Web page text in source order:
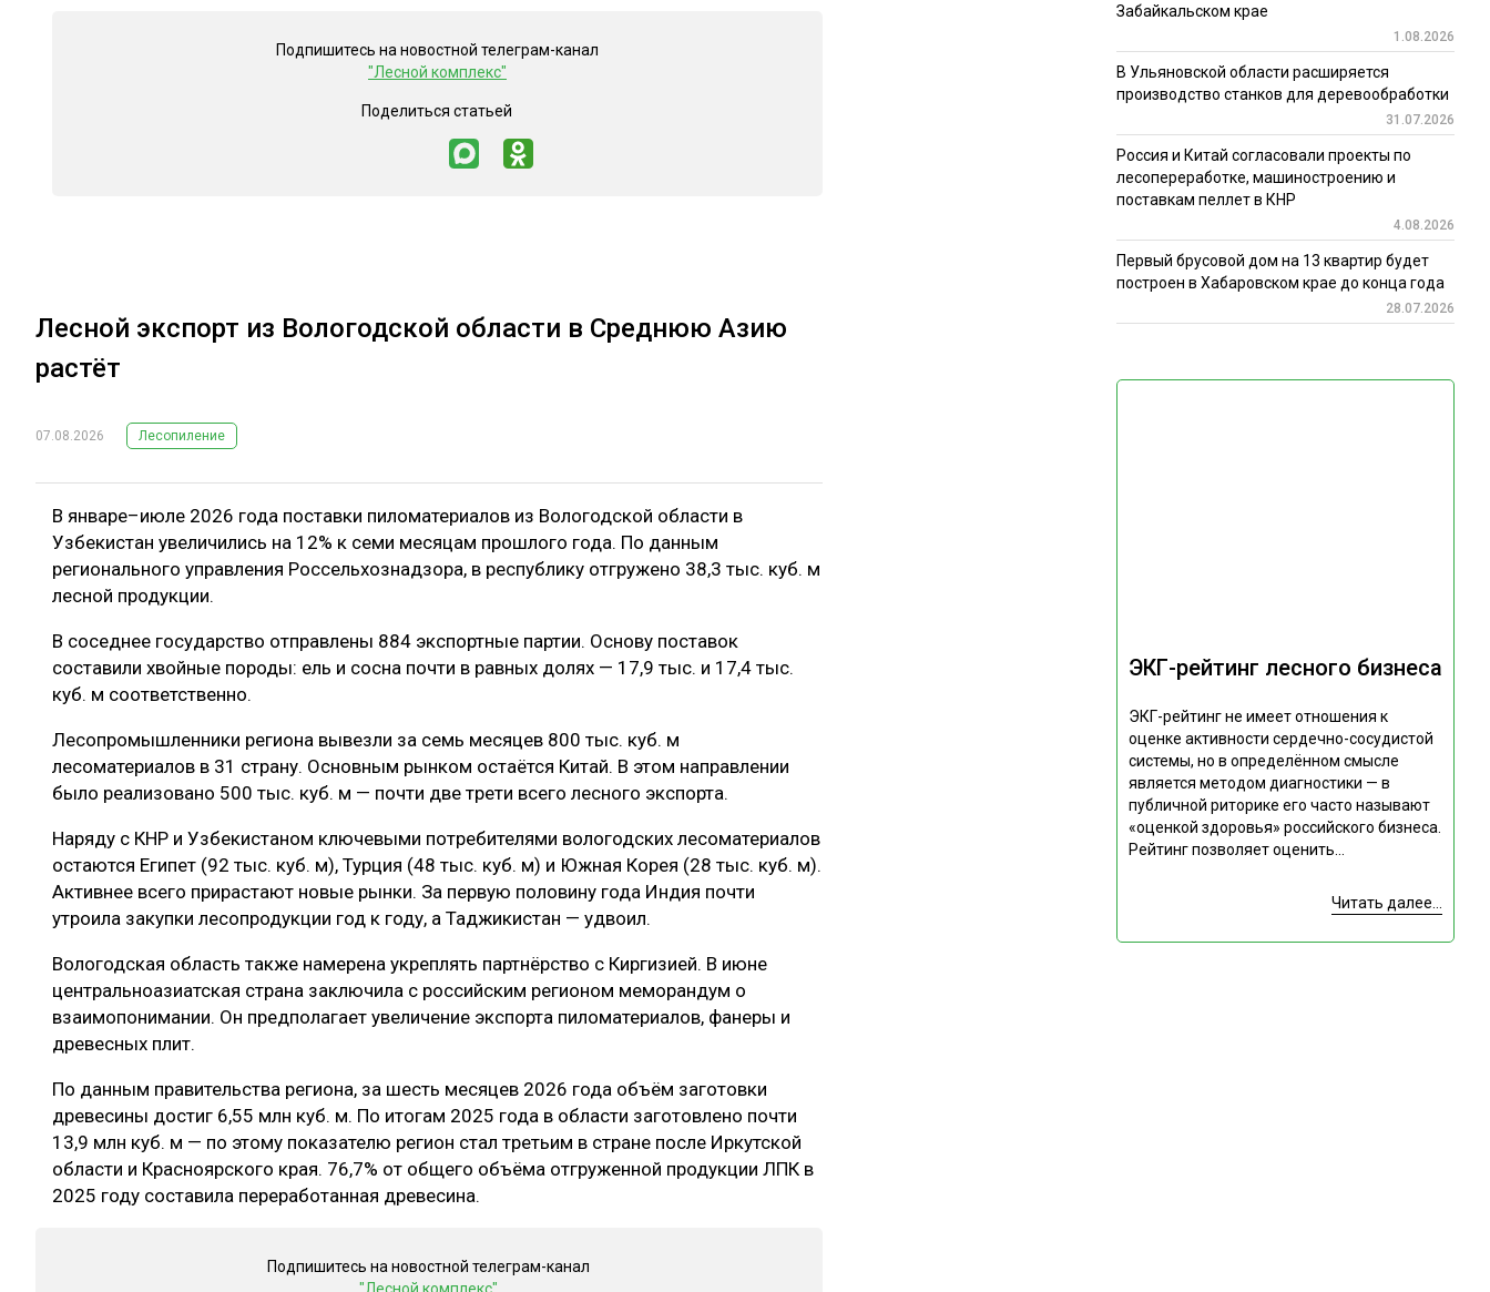
Подпишитесь на новостной телеграм-канал
"Лесной комплекс"
Поделиться статьей
Лесной экспорт из Вологодской области в Среднюю Азию
растёт
07.08.2026 Лесопиление
В январе–июле 2026 года поставки пиломатериалов из Вологодской области в
Узбекистан увеличились на 12% к семи месяцам прошлого года. По данным
регионального управления Россельхознадзора, в республику отгружено 38,3 тыс. куб. м
лесной продукции.
В соседнее государство отправлены 884 экспортные партии. Основу поставок
составили хвойные породы: ель и сосна почти в равных долях — 17,9 тыс. и 17,4 тыс.
куб. м соответственно.
Лесопромышленники региона вывезли за семь месяцев 800 тыс. куб. м
лесоматериалов в 31 страну. Основным рынком остаётся Китай. В этом направлении
было реализовано 500 тыс. куб. м — почти две трети всего лесного экспорта.
Наряду с КНР и Узбекистаном ключевыми потребителями вологодских лесоматериалов
остаются Египет (92 тыс. куб. м), Турция (48 тыс. куб. м) и Южная Корея (28 тыс. куб. м).
Активнее всего прирастают новые рынки. За первую половину года Индия почти
утроила закупки лесопродукции год к году, а Таджикистан — удвоил.
Вологодская область также намерена укреплять партнёрство с Киргизией. В июне
центральноазиатская страна заключила с российским регионом меморандум о
взаимопонимании. Он предполагает увеличение экспорта пиломатериалов, фанеры и
древесных плит.
По данным правительства региона, за шесть месяцев 2026 года объём заготовки
древесины достиг 6,55 млн куб. м. По итогам 2025 года в области заготовлено почти
13,9 млн куб. м — по этому показателю регион стал третьим в стране после Иркутской
области и Красноярского края. 76,7% от общего объёма отгруженной продукции ЛПК в
2025 году составила переработанная древесина.
Подпишитесь на новостной телеграм-канал
ЭКГ-рейтинг лесного бизнеса
ЭКГ-рейтинг не имеет отношения к
оценке активности сердечно-сосудистой
системы, но в определённом смысле
является методом диагностики — в
публичной риторике его часто называют
«оценкой здоровья» российского бизнеса.
Рейтинг позволяет оценить...
Читать далее...
Забайкальском крае
1.08.2026
В Ульяновской области расширяется
производство станков для деревообработки
31.07.2026
Россия и Китай согласовали проекты по
лесопереработке, машиностроению и
поставкам пеллет в КНР
4.08.2026
Первый брусовой дом на 13 квартир будет
построен в Хабаровском крае до конца года
28.07.2026